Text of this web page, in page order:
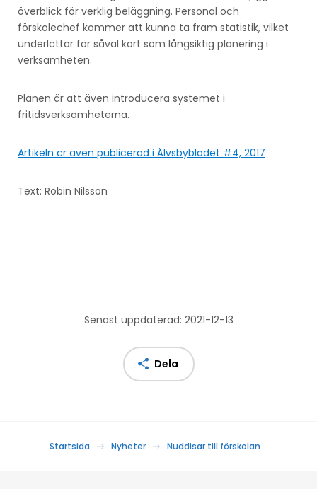
överblick för verklig beläggning. Personal och
förskolechef kommer att kunna ta fram statistik, vilket
underlättar för såväl kort som långsiktig planering i
verksamheten.
Planen är att även introducera systemet i
fritidsverksamheterna.
Artikeln är även publicerad i Älvsbybladet #4, 2017
Text: Robin Nilsson
Senast uppdaterad: 2021-12-13
Dela
Startsida Nyheter Nuddisar till förskolan